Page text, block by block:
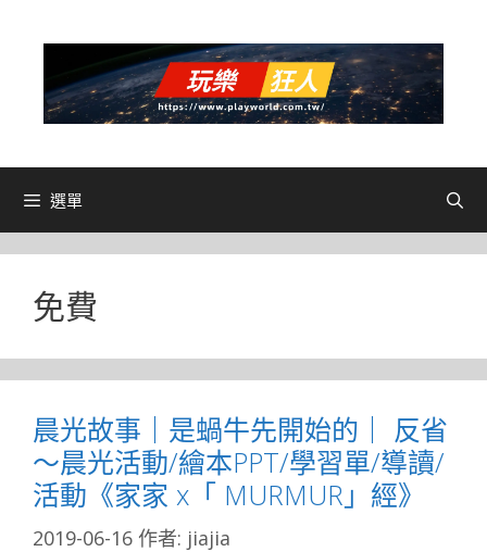
選單
免費
晨光故事｜是蝸牛先開始的｜ 反省
～晨光活動/繪本PPT/學習單/導讀/
活動《家家 x「 MURMUR」經》
2019-06-16 作者: jiajia